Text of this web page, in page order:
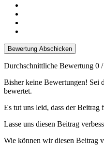
Bewertung Abschicken
Durchschnittliche Bewertung 0
Bisher keine Bewertungen! Sei
bewertet.
Es tut uns leid, dass der
Lasse uns diesen Beitrag
Wie können wir diesen Beitrag